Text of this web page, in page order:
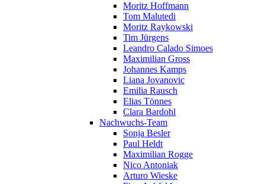
Moritz Hoffmann
Tom Malutedi
Moritz Raykowski
Tim Jürgens
Leandro Calado Simoes
Maximilian Gross
Johannes Kamps
Liana Jovanovic
Emilia Rausch
Elias Tönnes
Clara Bardohl
Nachwuchs-Team
Sonja Besler
Paul Heldt
Maximilian Rogge
Nico Antoniak
Arturo Wieske